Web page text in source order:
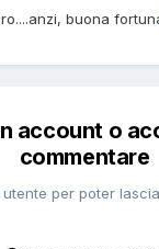
buona
account o
commentare
per poter